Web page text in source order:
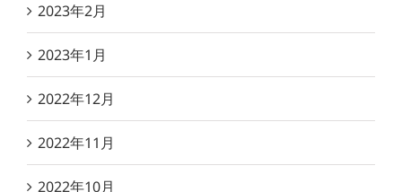
2023年2月
2023年1月
2022年12月
2022年11月
2022年10月